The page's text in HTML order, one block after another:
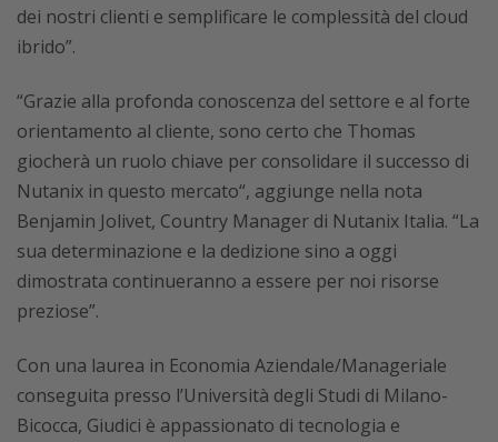
dei nostri clienti e semplificare le complessità del cloud
ibrido”.
“Grazie alla profonda conoscenza del settore e al forte
orientamento al cliente, sono certo che Thomas
giocherà un ruolo chiave per consolidare il successo di
Nutanix in questo mercato“, aggiunge nella nota
Benjamin Jolivet, Country Manager di Nutanix Italia. “La
sua determinazione e la dedizione sino a oggi
dimostrata continueranno a essere per noi risorse
preziose”.
Con una laurea in Economia Aziendale/Manageriale
conseguita presso l’Università degli Studi di Milano-
Bicocca, Giudici è appassionato di tecnologia e